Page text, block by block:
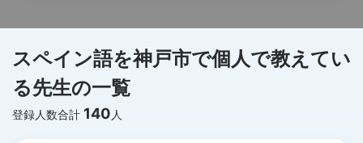
スペイン語を神戸市で個人で教えてい
る先生の一覧
登録人数合計 140 人